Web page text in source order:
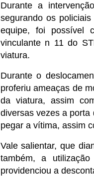
Durante a
segurando os
equipe, foi possível
vinculante n 11 do
viatura.
Durante o
proferiu ameaças de
da viatura, assim
diversas vezes a
pegar a vítima, assim
Vale salientar, que
também, a
providenciou a